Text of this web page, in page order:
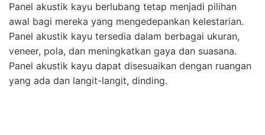
Panel akustik kayu berlubang tetap menjadi pilihan
awal bagi mereka yang mengedepankan kelestarian.
Panel akustik kayu tersedia dalam berbagai ukuran,
veneer, pola, dan meningkatkan gaya dan suasana.
Panel akustik kayu dapat disesuaikan dengan ruangan
yang ada dan langit-langit, dinding.